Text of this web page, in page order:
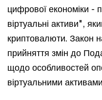
цифрової економіки -
віртуальні активи",
криптовалюти. Закон
прийняття змін до
щодо особливостей
віртуальними